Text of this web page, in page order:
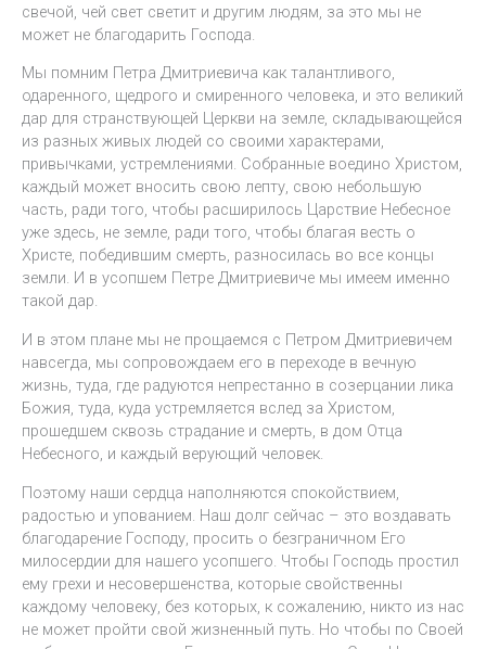
свечой, чей свет светит и другим людям, за это мы не
может не благодарить Господа.
Мы помним Петра Дмитриевича как талантливого,
одаренного, щедрого и смиренного человека, и это великий
дар для странствующей Церкви на земле, складывающейся
из разных живых людей со своими характерами,
привычками, устремлениями. Собранные воедино Христом,
каждый может вносить свою лепту, свою небольшую
часть, ради того, чтобы расширилось Царствие Небесное
уже здесь, не земле, ради того, чтобы благая весть о
Христе, победившим смерть, разносилась во все концы
земли. И в усопшем Петре Дмитриевиче мы имеем именно
такой дар.
И в этом плане мы не прощаемся с Петром Дмитриевичем
навсегда, мы сопровождаем его в переходе в вечную
жизнь, туда, где радуются непрестанно в созерцании лика
Божия, туда, куда устремляется вслед за Христом,
прошедшем сквозь страдание и смерть, в дом Отца
Небесного, и каждый верующий человек.
Поэтому наши сердца наполняются спокойствием,
радостью и упованием. Наш долг сейчас – это воздавать
благодарение Господу, просить о безграничном Его
милосердии для нашего усопшего. Чтобы Господь простил
ему грехи и несовершенства, которые свойственны
каждому человеку, без которых, к сожалению, никто из нас
не может пройти свой жизненный путь. Но чтобы по Своей